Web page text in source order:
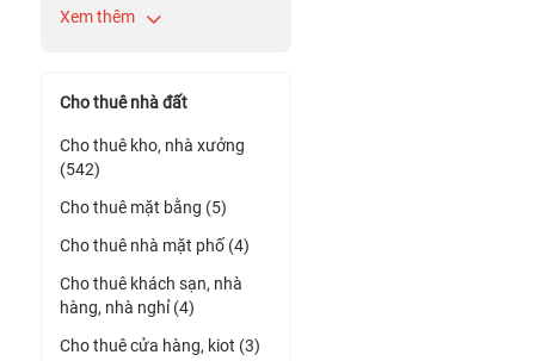
Xem thêm
Cho thuê nhà đất
Cho thuê kho, nhà xưởng
(542)
Cho thuê mặt bằng (5)
Cho thuê nhà mặt phố (4)
Cho thuê khách sạn, nhà
hàng, nhà nghỉ (4)
Cho thuê cửa hàng, kiot (3)